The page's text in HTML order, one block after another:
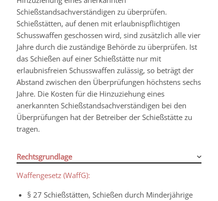
Schießstandsachverständigen zu überprüfen.
Schießstätten, auf denen mit erlaubnispflichtigen
Schusswaffen geschossen wird, sind zusätzlich alle vier
Jahre durch die zuständige Behörde zu überprüfen. Ist
das Schießen auf einer Schießstätte nur mit
erlaubnisfreien Schusswaffen zulässig, so beträgt der
Abstand zwischen den Überprüfungen höchstens sechs
Jahre. Die Kosten für die Hinzuziehung eines
anerkannten Schießstandsachverständigen bei den
Überprüfungen hat der Betreiber der Schießstätte zu
tragen.
Rechtsgrundlage
Waffengesetz (WaffG):
§ 27 Schießstätten, Schießen durch Minderjährige